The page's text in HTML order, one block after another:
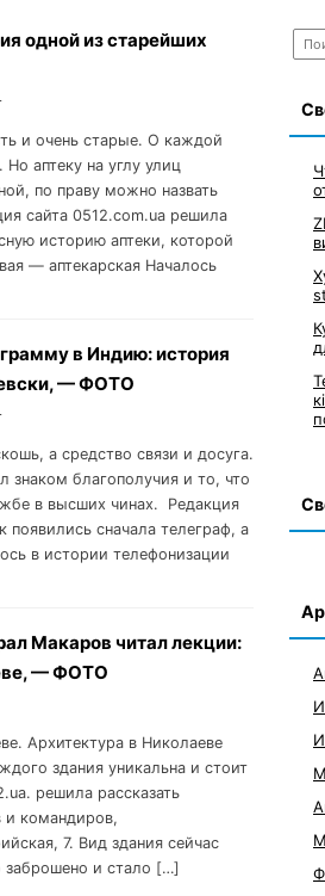
одной из старейших
и очень старые. О каждой
аптеку на углу улиц
по праву можно назвать
сайта 0512.com.ua решила
историю аптеки, которой
— аптекарская Началось
в Индию: история
— ФОТО
а средство связи и досуга.
благополучия и то, что
в высших чинах. Редакция
появились сначала телеграф, а
в истории телефонизации
Макаров читал лекции:
— ФОТО
Архитектура в Николаеве
здания уникальна и стоит
решила рассказать
и командиров,
7. Вид здания сейчас
заброшено и стало […]